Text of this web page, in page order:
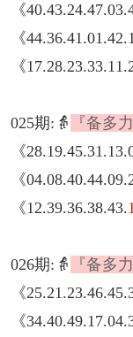
《
《
《
025期:👵 『备多
《
《
《12.39.36.38.43.
026期:👵 『备多
《
《